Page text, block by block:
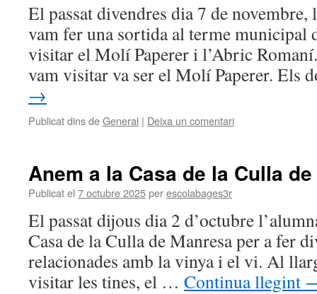
El passat divendres dia 7 de novembre,
vam fer una sortida al terme municipal
visitar el Molí Paperer i l’Abric
vam visitar va ser el Molí Paperer. Els
→
Publicat dins deGeneral | Deixa un comentari
Anem a la Casa de la Culla
Publicat el 7 octubre 2025perescolabages3r
El passat dijous dia 2 d’octubre
Casa de la Culla de Manresa per a fer
relacionades amb la vinya i el vi. Al
visitar les tines, el … Continua llegint